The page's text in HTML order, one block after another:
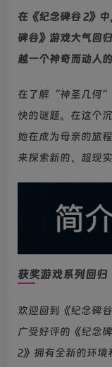
在《纪念碑谷 2》
碑谷》游戏大气回
越一个神奇而动人的
在了解“神圣几何”
快的谜题。在这个
她在成为母亲的旅
来探索新的、超现
获奖游戏系列回归
欢迎回到《纪念碑
广受好评的《纪念
2》拥有全新的环境